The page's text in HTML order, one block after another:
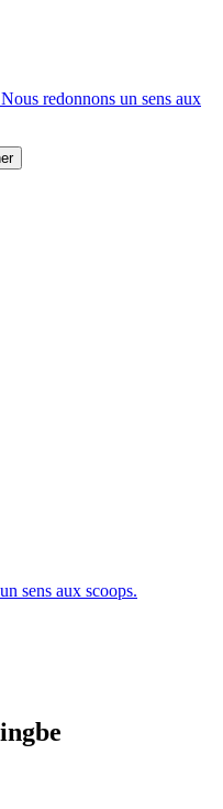
redonnons un sens aux